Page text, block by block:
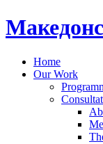
Home
Our Work